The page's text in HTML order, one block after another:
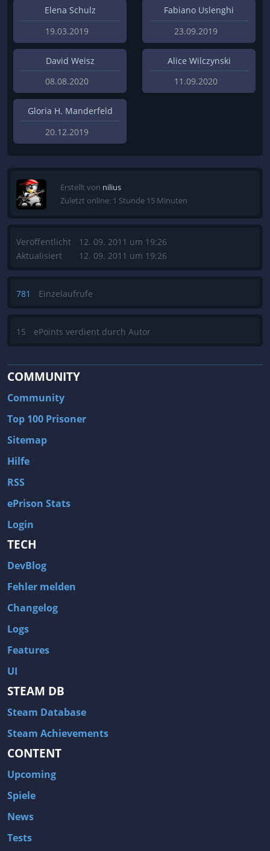
Elena Schulz
19.03.2019
Fabiano Uslenghi
23.09.2019
David Weisz
08.08.2020
Alice Wilczynski
11.09.2020
Gloria H. Manderfeld
20.12.2019
Erstellt von nilius
Zuletzt online: 1 Stunde 15 Minuten
Veröffentlicht
Aktualisiert
12. 09. 2011 um 19:26
12. 09. 2011 um 19:26
781 Einzelaufrufe
15 ePoints verdient durch Autor
COMMUNITY
Community
Top 100 Prisoner
Sitemap
Hilfe
RSS
ePrison Stats
Login
TECH
DevBlog
Fehler melden
Changelog
Logs
Features
UI
STEAM DB
Steam Database
Steam Achievements
CONTENT
Upcoming
Spiele
News
Tests